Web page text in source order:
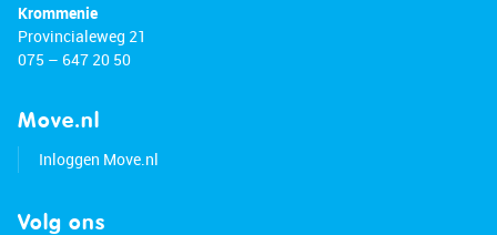
Krommenie
Provincialeweg 21
075 – 647 20 50
Move.nl
Inloggen Move.nl
Volg ons